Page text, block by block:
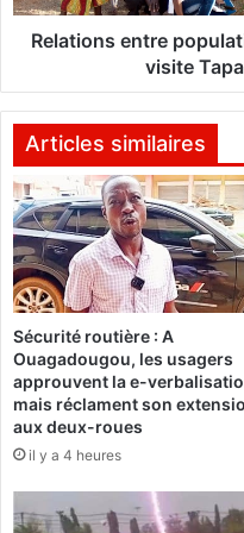
i
n
"
s
t
r
p
o
p
u
l
a
t
i
o
n
s
e
t
M
i
Relations entre
visite
Articles similaires
Sécurité routière : A
Ouagadougou, les usagers
approuvent la e-
mais réclament son
aux deux-roues
il y a 4 heures